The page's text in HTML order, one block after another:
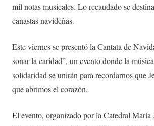
mil notas musicales. Lo recaudado se
canastas navideñas.
Este viernes se presentó la Cantata de
sonar la caridad”, un evento donde la
solidaridad se unirán para recordarnos que
que abrimos el corazón.
El evento, organizado por la Catedral